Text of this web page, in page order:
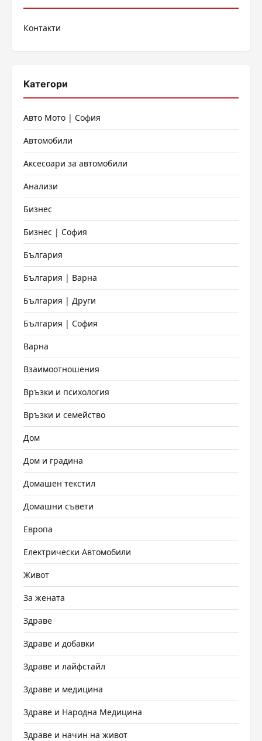
Контакти
Категори
Авто Мото | София
Автомобили
Аксесоари за автомобили
Анализи
Бизнес
Бизнес | София
България
България | Варна
България | Други
България | София
Варна
Взаимоотношения
Връзки и психология
Връзки и семейство
Дом
Дом и градина
Домашен текстил
Домашни съвети
Европа
Електрически Автомобили
Живот
За жената
Здраве
Здраве и добавки
Здраве и лайфстайл
Здраве и медицина
Здраве и Народна Медицина
Здраве и начин на живот